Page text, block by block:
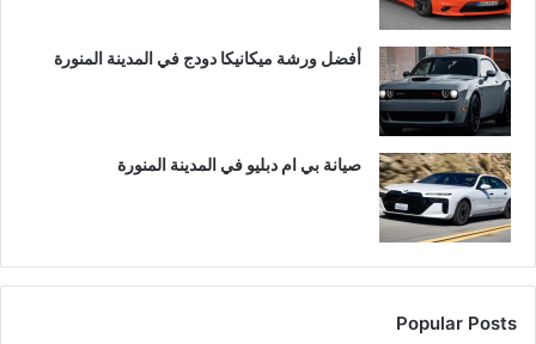
أفضل ورشة ميكانيكا دودج في المدينة المنورة
صيانة بي ام دبليو في المدينة المنورة
Popular Posts